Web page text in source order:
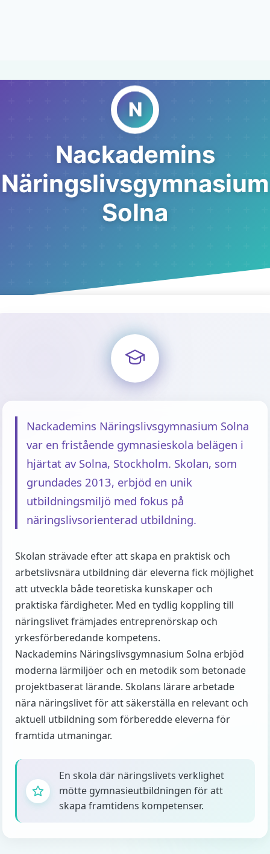
Nackademins
Näringslivsgymnasium
Solna
Nackademins Näringslivsgymnasium Solna
var en fristående gymnasieskola belägen i
hjärtat av Solna, Stockholm. Skolan, som
grundades 2013, erbjöd en unik
utbildningsmiljö med fokus på
näringslivsorienterad utbildning.
Skolan strävade efter att skapa en praktisk och
arbetslivsnära utbildning där eleverna fick möjlighet
att utveckla både teoretiska kunskaper och
praktiska färdigheter. Med en tydlig koppling till
näringslivet främjades entreprenörskap och
yrkesförberedande kompetens.
Nackademins Näringslivsgymnasium Solna erbjöd
moderna lärmiljöer och en metodik som betonade
projektbaserat lärande. Skolans lärare arbetade
nära näringslivet för att säkerställa en relevant och
aktuell utbildning som förberedde eleverna för
framtida utmaningar.
En skola där näringslivets verklighet
mötte gymnasieutbildningen för att
skapa framtidens kompetenser.